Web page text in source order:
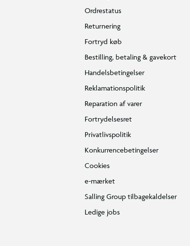
Ordrestatus
Returnering
Fortryd køb
Bestilling, betaling & gavekort
Handelsbetingelser
Reklamationspolitik
Reparation af varer
Fortrydelsesret
Privatlivspolitik
Konkurrencebetingelser
Cookies
e-mærket
Salling Group tilbagekaldelser
Ledige jobs